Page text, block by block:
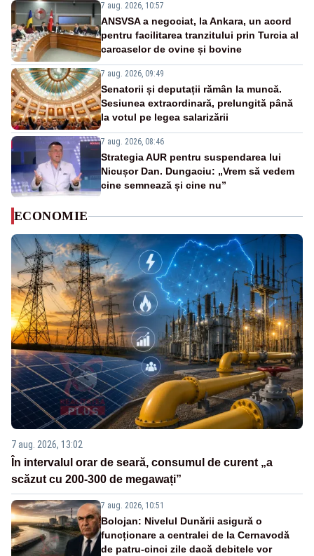
7 aug. 2026, 10:57
ANSVSA a negociat, la Ankara, un acord
pentru facilitarea tranzitului prin Turcia al
carcaselor de ovine și bovine
7 aug. 2026, 09:49
Senatorii și deputații rămân la muncă.
Sesiunea extraordinară, prelungită până
la votul pe legea salarizării
7 aug. 2026, 08:46
Strategia AUR pentru suspendarea lui
Nicușor Dan. Dungaciu: „Vrem să vedem
cine semnează și cine nu”
ECONOMIE
7 aug. 2026, 13:02
În intervalul orar de seară, consumul de curent „a
scăzut cu 200-300 de megawați”
7 aug. 2026, 10:51
Bolojan: Nivelul Dunării asigură o
funcționare a centralei de la Cernavodă
de patru-cinci zile dacă debitele vor